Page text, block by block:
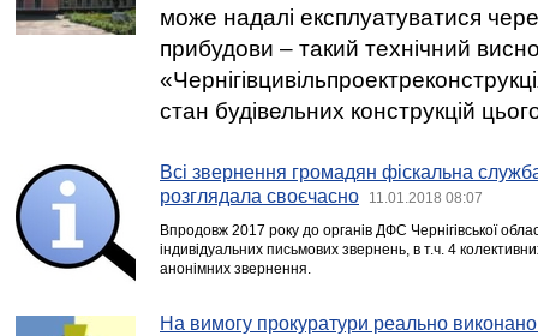
може надалі експлуатуватися
прибудови – такий технічний
стан будівельних конструкцій
Всі звернення громадян фіскальна
розглядала своєчасно
11.01.2018 08:07
Впродовж 2017 року до органів ДФС Чернігівської
індивідуальних письмових звернень, в т.ч. 4
анонімних звернення.
На вимогу прокуратури реально